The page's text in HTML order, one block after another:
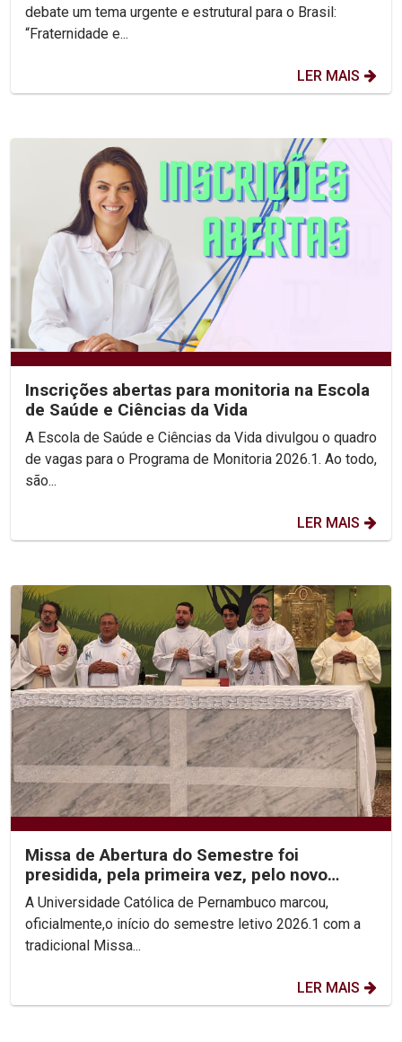
debate um tema urgente e estrutural para o Brasil:
“Fraternidade e...
LER MAIS
Inscrições abertas para monitoria na Escola
de Saúde e Ciências da Vida
A Escola de Saúde e Ciências da Vida divulgou o quadro
de vagas para o Programa de Monitoria 2026.1. Ao todo,
são...
LER MAIS
Missa de Abertura do Semestre foi
presidida, pela primeira vez, pelo novo
Reitor, Pe. Carlos Fritzen
A Universidade Católica de Pernambuco marcou,
oficialmente,o início do semestre letivo 2026.1 com a
tradicional Missa...
LER MAIS